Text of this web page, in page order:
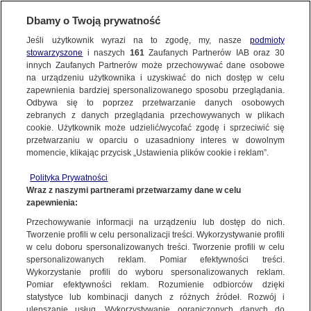
KONTAKT24
Wyślij Materiał
WYŚLIJ MATERIAŁ
NAJNOWSZE
GORĄCE TEMATY
WIĘCEJ
KANAŁY
Dzień dobry!
Jedno konto do wszystkich usług
NAJNOWSZE
MATERIAŁ UŻYTKOWNIKA
Tragiczny wypadek na DK86 w Tychach
Dbamy o Twoją prywatność
Jeśli użytkownik wyrazi na to zgodę, my, nasze podmioty
stowarzyszone i naszych 161Zaufanych Partnerów IAB oraz 30
innych Zaufanych Partnerów może przechowywać dane osobowe
na urządzeniu użytkownika i uzyskiwać do nich dostęp w celu
zapewnienia bardziej spersonalizowanego sposobu przeglądania.
Odbywa się to poprzez przetwarzanie danych osobowych
zebranych z danych przeglądania przechowywanych w plikach
cookie. Użytkownik może udzielić/wycofać zgodę i sprzeciwić się
przetwarzaniu w oparciu o uzasadniony interes w dowolnym
momencie, klikając przycisk „Ustawienia plików cookie i reklam”.
Polityka Prywatności
Wraz z naszymi partnerami przetwarzamy dane w celu
zapewnienia:
Przechowywanie informacji na urządzeniu lub dostęp do nich.
Tworzenie profili w celu personalizacji treści. Wykorzystywanie profili
w celu doboru spersonalizowanych treści. Tworzenie profili w celu
spersonalizowanych reklam. Pomiar efektywności treści.
Wykorzystanie profili do wyboru spersonalizowanych reklam.
Pomiar efektywności reklam. Rozumienie odbiorców dzięki
statystyce lub kombinacji danych z różnych źródeł. Rozwój i